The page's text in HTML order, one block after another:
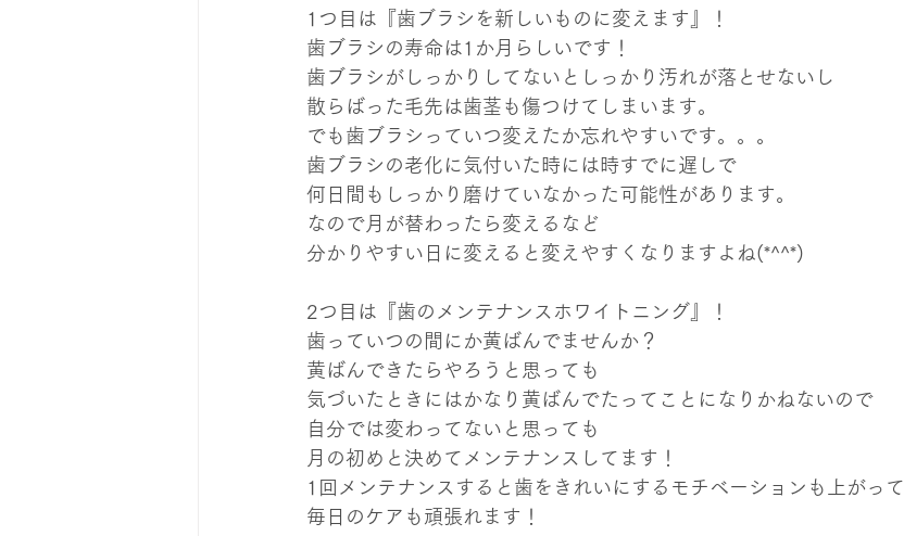
1つ目は『歯ブラシを新しいものに変えます』！
歯ブラシの寿命は1か月らしいです！
歯ブラシがしっかりしてないとしっかり汚れが落とせないし
散らばった毛先は歯茎も傷つけてしまいます。
でも歯ブラシっていつ変えたか忘れやすいです。。。
歯ブラシの老化に気付いた時には時すでに遅しで
何日間もしっかり磨けていなかった可能性があります。
なので月が替わったら変えるなど
分かりやすい日に変えると変えやすくなりますよね(*^^*)
2つ目は『歯のメンテナンスホワイトニング』！
歯っていつの間にか黄ばんでませんか？
黄ばんできたらやろうと思っても
気づいたときにはかなり黄ばんでたってことになりかねないので
自分では変わってないと思っても
月の初めと決めてメンテナンスしてます！
1回メンテナンスすると歯をきれいにするモチベーションも上がって
毎日のケアも頑張れます！